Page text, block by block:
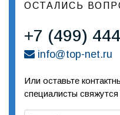
ОСТАЛИСЬ
+7 (499)
info@top-net.ru
Или оставьте
специалисты